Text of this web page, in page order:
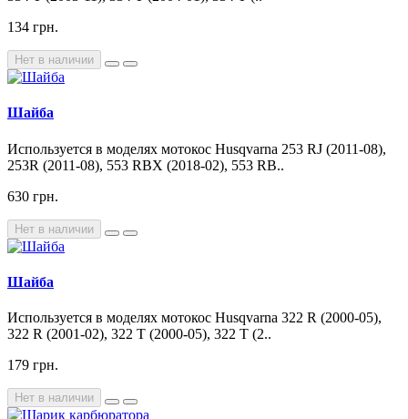
134 грн.
Нет в наличии
Шайба
Используется в моделях мотокос Husqvarna 253 RJ (2011-08),
253R (2011-08), 553 RBX (2018-02), 553 RB..
630 грн.
Нет в наличии
Шайба
Используется в моделях мотокос Husqvarna 322 R (2000-05),
322 R (2001-02), 322 T (2000-05), 322 T (2..
179 грн.
Нет в наличии